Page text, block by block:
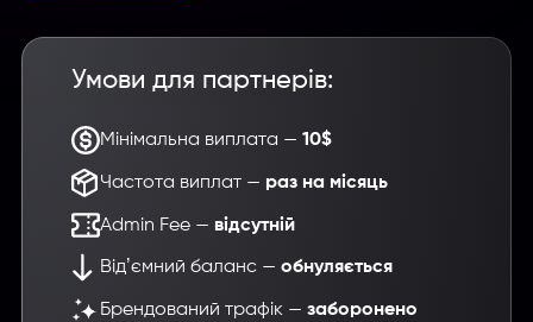
Умови для партнерів:
Мінімальна виплата — 10$
Частота виплат — раз на місяць
Admin Fee — відсутній
Відʼємний баланс — обнуляється
Брендований трафік — заборонено